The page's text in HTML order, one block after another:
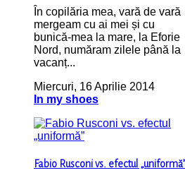
În copilăria mea, vară de vară
mergeam cu ai mei și cu
bunică-mea la mare, la Eforie
Nord, număram zilele până la
vacanț...
Miercuri, 16 Aprilie 2014
In my shoes
Fabio Rusconi vs. efectul „uniformă”